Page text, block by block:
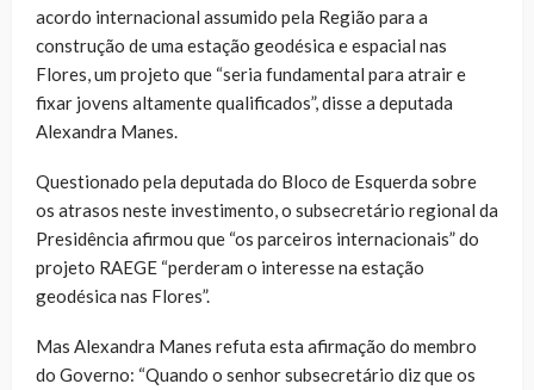
acordo internacional assumido pela Região para a
construção de uma estação geodésica e espacial nas
Flores, um projeto que “seria fundamental para atrair e
fixar jovens altamente qualificados”, disse a deputada
Alexandra Manes.
Questionado pela deputada do Bloco de Esquerda sobre
os atrasos neste investimento, o subsecretário regional da
Presidência afirmou que “os parceiros internacionais” do
projeto RAEGE “perderam o interesse na estação
geodésica nas Flores”.
Mas Alexandra Manes refuta esta afirmação do membro
do Governo: “Quando o senhor subsecretário diz que os